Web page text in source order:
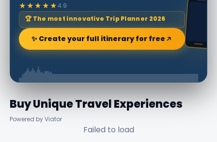
★★★★★4.9
🏆 The most innovative Trip Planner 2026
✨ Create your full itinerary for free
Buy Unique Travel Experiences
Powered by Viator
Failed to load